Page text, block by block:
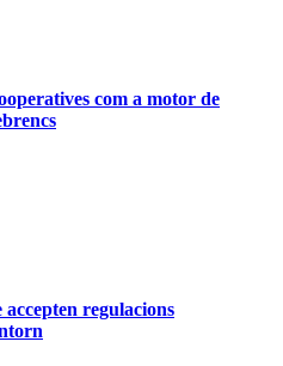
com a motor de
regulacions